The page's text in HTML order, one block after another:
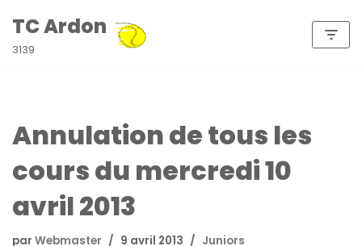
Aller
TC Ardon
3139
Annulation de tous les
cours du mercredi 10
avril 2013
par Webmaster 9 avril 2013 Juniors